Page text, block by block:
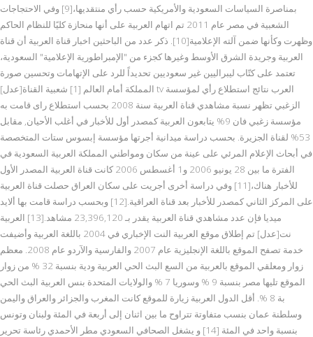
بمناصرة السياسات السعودية والأمريكية حسب رأي منتقديها،[9] وفي الاحتجاجات
الشعبية في مصر عام 2011 تم اتهام العربية على أنها منحازة كليًا للنظام الحاكم
وظهرت وكأنها ضمن آلته الإعلامية[10]. ذكر عدد من الباحثين اخبار قناة العربية أن قناة
العربية وجريدة الشرق الأوسط وغيرها كجزء من "الإمبراطورية الإعلامية" السعودية،
تعتمد على كتّاب ليبراليين غير سعوديين تحديداً للرد على الإتهامات وتحسين صورة
المملكة أمام العالم [1] شعبية القناة[عدل] tv العرب نتائج استطلاع رأي لمؤسسة
الزغبي تظهر نسبة مشاهدي قناة العربية سنة 2008 بحسب استطلاع راى قامت به
مؤسسة زغبي فان 9% يتابعون العربية كمصدر أول للأخبار في أغلب الأحيان, مقابل
53% لقناة الجزيرة. بحسب دراسة ميدانية أجرتها مؤسسة إبسوس ستات المتخصصة
في أبحاث الإعلام المرئي على عينة من سكان ومواطني المملكة العربية السعودية في
الفترة ما بين 28 يونيو 2006 و1 أغسطس 2006 كانت قناة العربية المصدر الأول
للأخبار هناك،[11] وفي دراسة أخرى أجريت على سكان العراق حصلت قناة العربية
على المركز الثاني كمصدر للأخبار بعد قناة العراقية.[12] وبحسب دراسة قامت بها ألايد
ميديا فإن عدد مشاهدي قناة العربية يقدر بـ 23,396,120 مشاهد.[13] العربية
نت[عدل] تم إطلاق موقع العربية النت الإخباري في 2004 باللغة العربية وأضيفت
خدمة تصفح الموقع باللغة الإنجليزية عام 2007 والفارسية والآردو عام 2008. معظم
زوار ومعلقي الموقع بالعربية من السع البث الحي العربية ودية بنسبة 32 % من زوار
الموقع تليها مصر بنسبة 9 % وسوريا 7 % والولايات المتحدة بنس العربية البث الحي
بة 8 %. أقل الدول العربية زيارة للموقع كانت المغرب والجزائر والعراق واليمن
وسلطنة عمان بنسب متفاوتة تتراوح ما بين اثنان إلى أربعة في المئة ولبنان وتونس
بنسبة واحد في المئة [14] و يشغل الصحافي السعودي مطر الأحمدي رئاسة تحرير